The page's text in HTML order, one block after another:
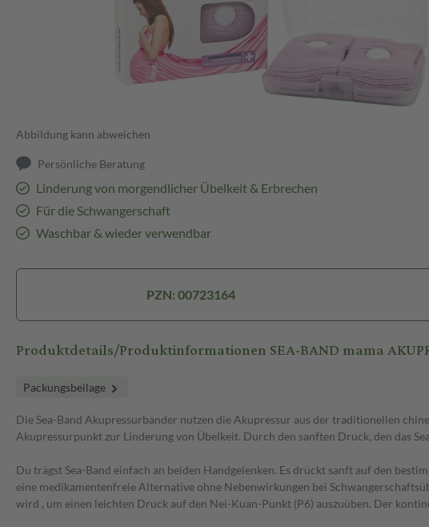
Abbildung kann abweichen
Persönliche Beratung
Linderung von morgendlicher Übelkeit & Erbrechen
Für die Schwangerschaft
Waschbar & wieder verwendbar
PZN: 00723164
Produktdetails/Produktinformationen SEA-BAND mama
Packungsbeilage
Die Sea-Band Akupressurbänder nutzen die Akupressur aus der traditionellen
Akupressurpunkt zur Linderung von Übelkeit. Durch den sanften Druck, den das
Du trägst Sea-Band einfach an beiden Handgelenken. Es drückt sanft auf den
eine medikamentenfreie Alternative ohne Nebenwirkungen bei
wird , um einen leichten Druck auf den Nei-Kuan-Punkt (P6) auszuüben. Der